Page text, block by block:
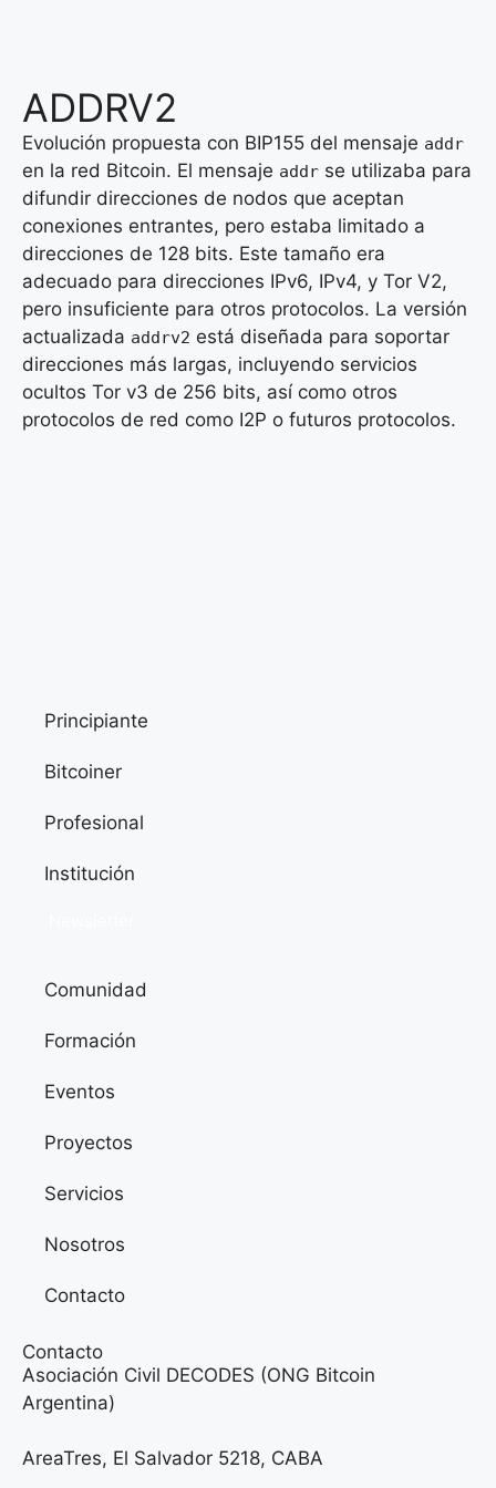
ADDRV2
Evolución propuesta con BIP155 del mensaje addr
en la red Bitcoin. El mensaje addr se utilizaba para
difundir direcciones de nodos que aceptan
conexiones entrantes, pero estaba limitado a
direcciones de 128 bits. Este tamaño era
adecuado para direcciones IPv6, IPv4, y Tor V2,
pero insuficiente para otros protocolos. La versión
actualizada addrv2 está diseñada para soportar
direcciones más largas, incluyendo servicios
ocultos Tor v3 de 256 bits, así como otros
protocolos de red como I2P o futuros protocolos.
Principiante
Bitcoiner
Profesional
Institución
Comunidad
Formación
Eventos
Proyectos
Servicios
Nosotros
Contacto
Contacto
Asociación Civil DECODES (ONG Bitcoin
Argentina)
AreaTres, El Salvador 5218, CABA